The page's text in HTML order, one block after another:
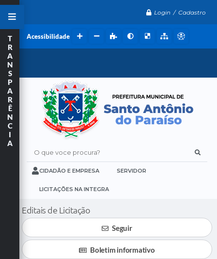
Login / Cadastro
Acessibilidade
O que voce procura?
CIDADÃO E EMPRESA SERVIDOR
LICITAÇÕES NA INTEGRA
T
R
A
N
S
P
A
R
Ê
N
C
I
A
Editais de Licitação
Seguir
Boletim informativo